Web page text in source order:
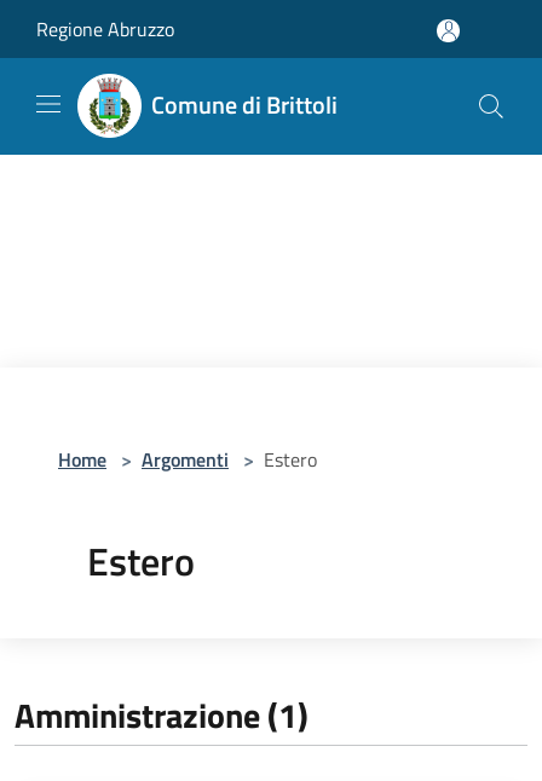
Regione Abruzzo
Comune di Brittoli
Home > Argomenti > Estero
Estero
Amministrazione (1)